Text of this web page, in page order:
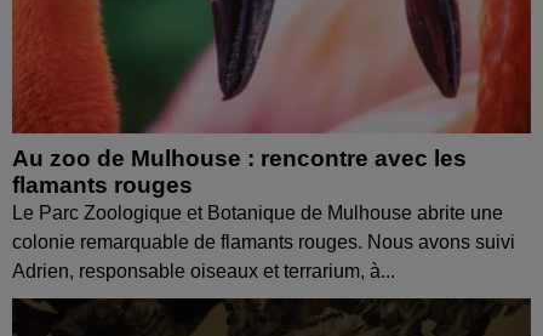
Au zoo de Mulhouse : rencontre avec les
flamants rouges
Le Parc Zoologique et Botanique de Mulhouse abrite une
colonie remarquable de flamants rouges. Nous avons suivi
Adrien, responsable oiseaux et terrarium, à...